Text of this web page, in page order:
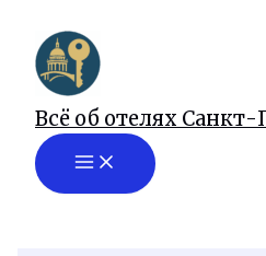
содержимому
Всё об отелях